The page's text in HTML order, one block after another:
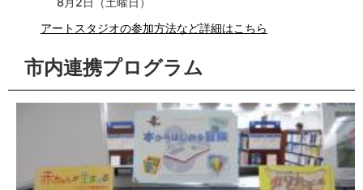
アートスタジオの参加方法など詳細はこちら
市内連携プログラム